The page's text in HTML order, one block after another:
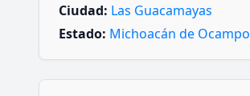
Ciudad: Las Guacamayas
Estado: Michoacán de Ocampo